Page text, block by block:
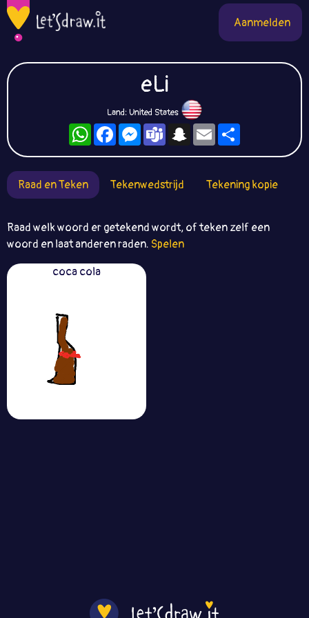
Aanmelden
eLi
Land: United States
WhatsAppFacebookMessengerTeamsSnapchat
Email
Raad en Teken Tekenwedstrijd Tekening kopie
Raad welk woord er getekend wordt, of teken zelf een
woord en laat anderen raden. Spelen
coca cola